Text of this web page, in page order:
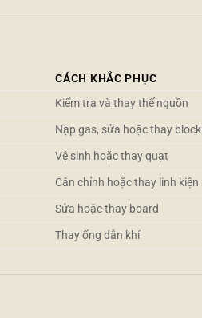
CÁCH KHẮC PHỤC
Kiểm tra và thay thế nguồn
Nạp gas, sửa hoặc thay block
Vệ sinh hoặc thay quạt
Cân chỉnh hoặc thay linh kiện
Sửa hoặc thay board
Thay ống dẫn khí